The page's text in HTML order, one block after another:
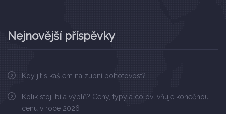
Nejnovější příspěvky
Kdy jít s kašlem na zubní pohotovost?
Kolik stojí bílá výplň? Ceny, typy a co ovlivňuje konečnou
cenu v roce 2026